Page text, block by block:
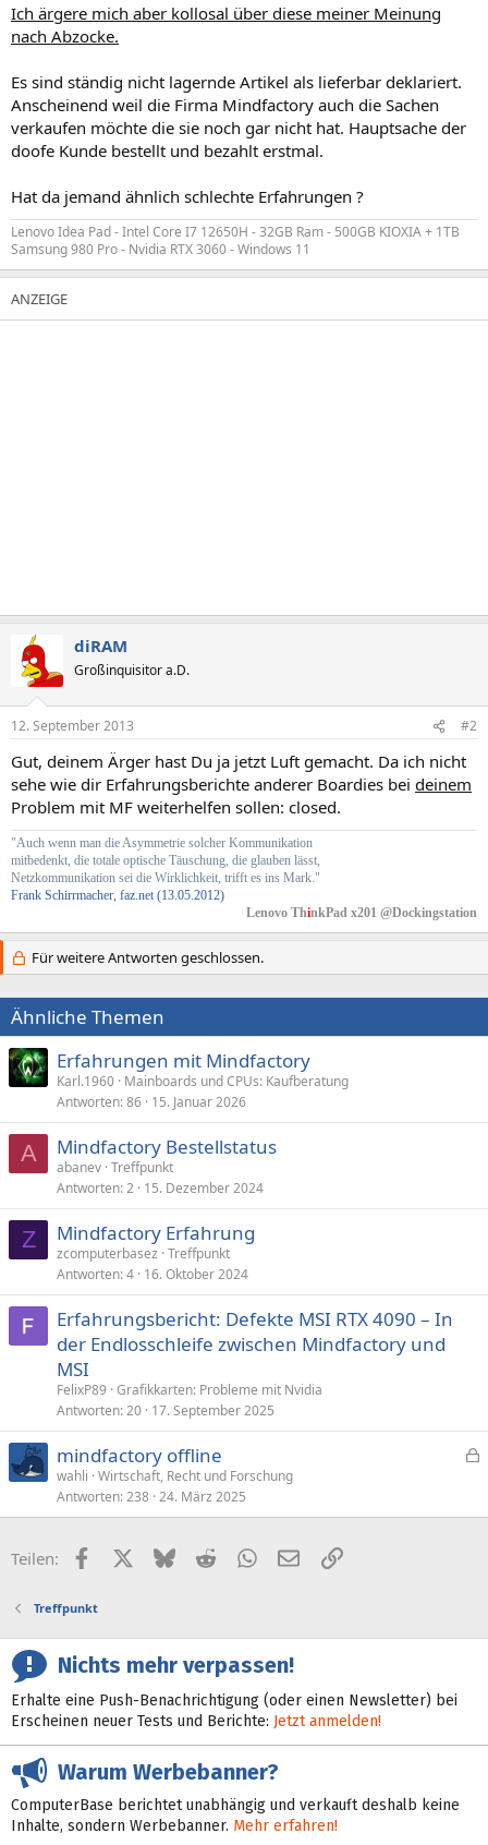
Ich ärgere mich aber kollosal über diese meiner Meinung
nach Abzocke.
Es sind ständig nicht lagernde Artikel als lieferbar deklariert.
Anscheinend weil die Firma Mindfactory auch die Sachen
verkaufen möchte die sie noch gar nicht hat. Hauptsache der
doofe Kunde bestellt und bezahlt erstmal.
Hat da jemand ähnlich schlechte Erfahrungen ?
Lenovo Idea Pad - Intel Core I7 12650H - 32GB Ram - 500GB KIOXIA + 1TB
Samsung 980 Pro - Nvidia RTX 3060 - Windows 11
diRAM
Großinquisitor a.D.
12. September 2013 #2
Gut, deinem Ärger hast Du ja jetzt Luft gemacht. Da ich nicht
sehe wie dir Erfahrungsberichte anderer Boardies bei deinem
Problem mit MF weiterhelfen sollen: closed.
"Auch wenn man die Asymmetrie solcher Kommunikation
mitbedenkt, die totale optische Täuschung, die glauben lässt,
Netzkommunikation sei die Wirklichkeit, trifft es ins Mark."
Frank Schirrmacher, faz.net (13.05.2012)
Lenovo ThinkPad x201 @Dockingstation
Für weitere Antworten geschlossen.
Ähnliche Themen
Erfahrungen mit Mindfactory
Karl.1960 Mainboards und CPUs: Kaufberatung
Antworten 86 15. Januar 2026
A Mindfactory Bestellstatus
abanev Treffpunkt
Antworten 2 15. Dezember 2024
Z Mindfactory Erfahrung
zcomputerbasez Treffpunkt
Antworten 4 16. Oktober 2024
Erfahrungsbericht: Defekte MSI RTX 4090 – In
der Endlosschleife zwischen Mindfactory und
MSI
FelixP89 Grafikkarten: Probleme mit Nvidia
Antworten 20 17. September 2025
p
mindfactory offline
wahli Wirtschaft, Recht und Forschung
Antworten 238 24. März 2025
Teilen: FacebookX (Twitter)
BlueskyRedditWhatsApp
E-MailLink
Treffpunkt
Nichts mehr verpassen!
Erhalte eine Push-Benachrichtigung (oder einen Newsletter) bei
Erscheinen neuer Tests und Berichte: Jetzt anmelden!
Warum Werbebanner?
ComputerBase berichtet unabhängig und verkauft deshalb keine
Inhalte, sondern Werbebanner. Mehr erfahren!